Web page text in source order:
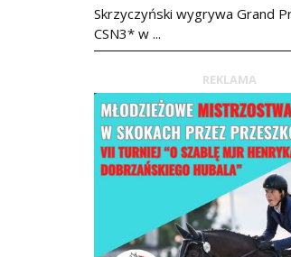
Skrzyczyński wygrywa Grand
CSN3* w ...
REKLAMA